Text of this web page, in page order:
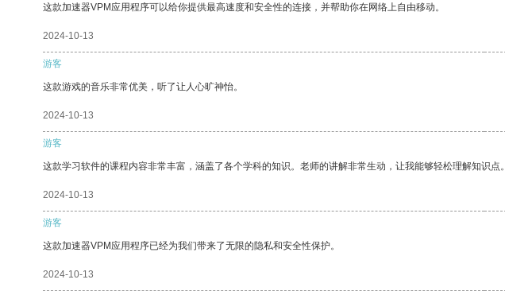
这款加速器VPM应用程序可以给你提供最高速度和安全性的连接，并帮助你在网络上自由移动。
2024-10-13
游客
这款游戏的音乐非常优美，听了让人心旷神怡。
2024-10-13
游客
这款学习软件的课程内容非常丰富，涵盖了各个学科的知识。老师的讲解非常生动，让我能够轻松理解知识点。
2024-10-13
游客
这款加速器VPM应用程序已经为我们带来了无限的隐私和安全性保护。
2024-10-13